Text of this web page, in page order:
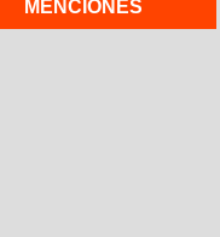
MENCIONES